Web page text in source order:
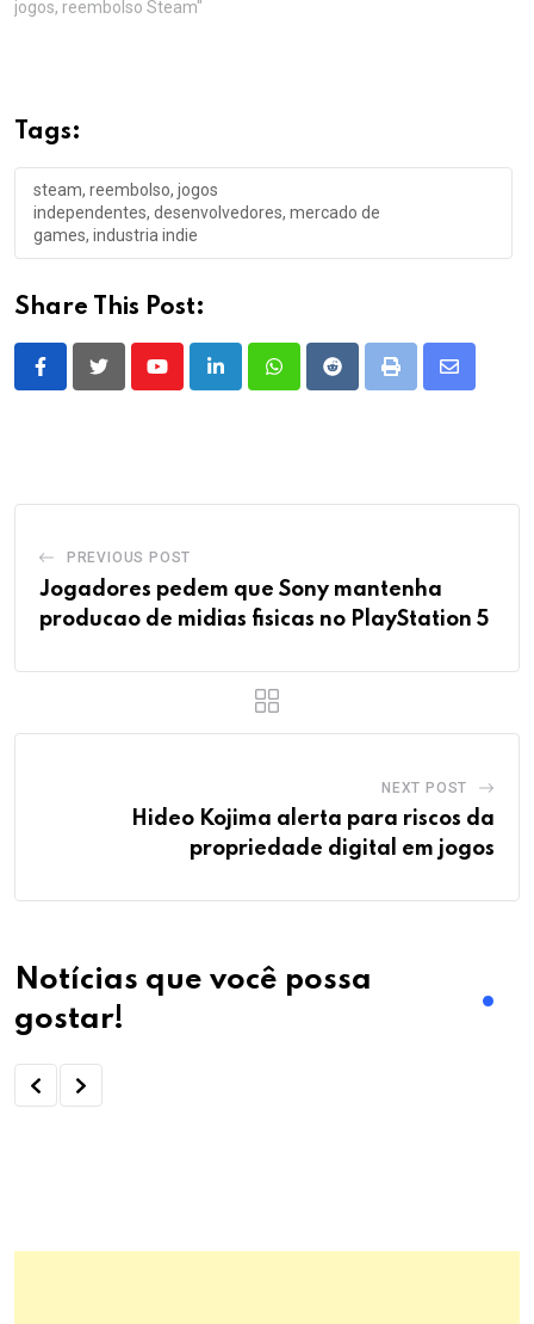
jogos, reembolso Steam"
Tags:
steam, reembolso, jogos
independentes, desenvolvedores, mercado de
games, industria indie
Share This Post:
YoutubeLinkedInWhatsappRedditPrint
Share
PREVIOUS POST
Jogadores pedem que Sony mantenha
producao de midias fisicas no PlayStation 5
NEXT POST
Hideo Kojima alerta para riscos da
propriedade digital em jogos
Notícias que você possa
gostar!